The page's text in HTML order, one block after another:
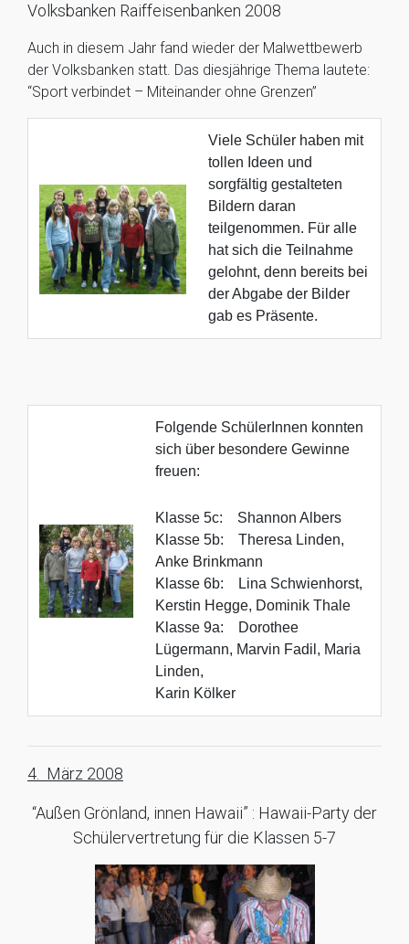
Volksbanken Raiffeisenbanken 2008
Auch in diesem Jahr fand wieder der Malwettbewerb
der Volksbanken statt. Das diesjährige Thema lautete:
“Sport verbindet – Miteinander ohne Grenzen”
Viele Schüler haben mit
tollen Ideen und
sorgfältig gestalteten
Bildern daran
teilgenommen. Für alle
hat sich die Teilnahme
gelohnt, denn bereits bei
der Abgabe der Bilder
gab es Präsente.
Folgende SchülerInnen konnten
sich über besondere Gewinne
freuen:
Klasse 5c: Shannon Albers
Klasse 5b: Theresa Linden,
Anke Brinkmann
Klasse 6b:
Lina Schwienhorst,
Kerstin Hegge, Dominik Thale
Klasse 9a:
Dorothee
Lügermann, Marvin Fadil, Maria
Linden,
Karin Kölker
4. März 2008
“Außen Grönland, innen Hawaii” : Hawaii-Party der
Schülervertretung für die Klassen 5-7